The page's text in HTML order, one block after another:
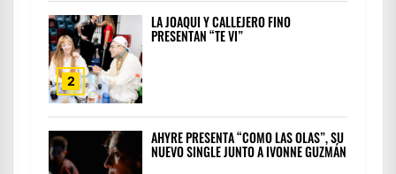
2
LA JOAQUI Y CALLEJERO FINO
PRESENTAN “TE VI”
AHYRE PRESENTA “COMO LAS OLAS”, SU
NUEVO SINGLE JUNTO A IVONNE GUZMÁN